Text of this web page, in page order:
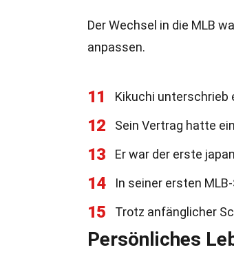
Der Wechsel in die MLB
anpassen.
11 Kikuchi unterschrieb
12 Sein Vertrag hatte
13 Er war der erste
14 In seiner ersten
15 Trotz anfänglicher
Persönliches